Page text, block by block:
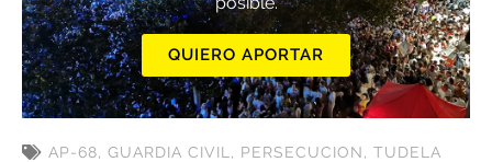
QUIERO APORTAR
AP-68, GUARDIA CIVIL , PERSECUCION, TUDELA